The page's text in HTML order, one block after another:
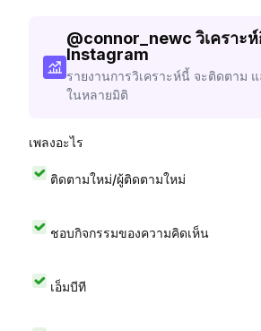
@connor_newc วิเคราะ
Instagram
รายงานการวิเคราะห์นี้ จะติดตาม
ในหลายมิติ
เพลงอะไร
ติดตามใหม่/ผู้ติดตามใหม่
ชอบกิจกรรมของความคิดเห็น
เอ็มบีที